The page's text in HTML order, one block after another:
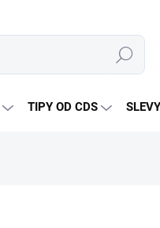
Hledat
TIPY OD CDS